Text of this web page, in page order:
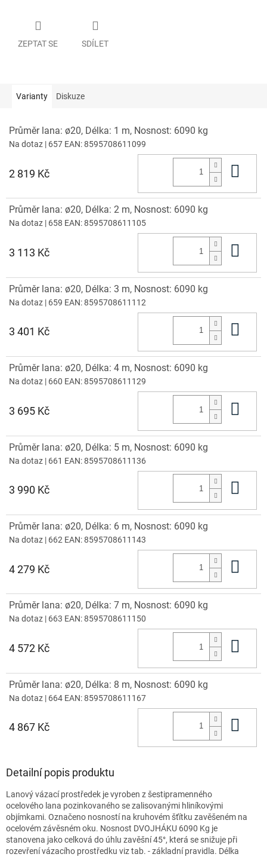
ZEPTAT SE SDÍLET
Varianty Diskuze
Průměr lana: ø20, Délka: 1 m, Nosnost: 6090 kg
Na dotaz | 657 EAN:8595708611099
2 819 Kč
Průměr lana: ø20, Délka: 2 m, Nosnost: 6090 kg
Na dotaz | 658 EAN:8595708611105
3 113 Kč
Průměr lana: ø20, Délka: 3 m, Nosnost: 6090 kg
Na dotaz | 659 EAN:8595708611112
3 401 Kč
Průměr lana: ø20, Délka: 4 m, Nosnost: 6090 kg
Na dotaz | 660 EAN:8595708611129
3 695 Kč
Průměr lana: ø20, Délka: 5 m, Nosnost: 6090 kg
Na dotaz | 661 EAN:8595708611136
3 990 Kč
Průměr lana: ø20, Délka: 6 m, Nosnost: 6090 kg
Na dotaz | 662 EAN:8595708611143
4 279 Kč
Průměr lana: ø20, Délka: 7 m, Nosnost: 6090 kg
Na dotaz | 663 EAN:8595708611150
4 572 Kč
Průměr lana: ø20, Délka: 8 m, Nosnost: 6090 kg
Na dotaz | 664 EAN:8595708611167
4 867 Kč
Detailní popis produktu
Lanový vázací prostředek je vyroben z šestipramenného
ocelového lana pozinkovaného se zalisovanými hliníkovými
objímkami. Označeno nosností na kruhovém šťítku zavěšeném na
ocelovém závěsném oku. Nosnost DVOJHÁKU 6090 Kg je
stanovena jako celková do úhlu zavěšní 45°, která se snižuje při
rozevření vázacího prostředku viz tab. - základní pravidla. Délka